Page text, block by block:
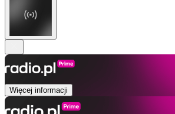
Więcej informacji